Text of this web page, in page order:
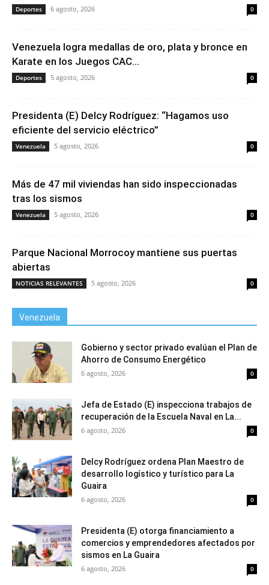
Deportes 6 agosto, 2026 0
Venezuela logra medallas de oro, plata y bronce en
Karate en los Juegos CAC...
Deportes 5 agosto, 2026 0
Presidenta (E) Delcy Rodríguez: “Hagamos uso
eficiente del servicio eléctrico”
Venezuela 5 agosto, 2026 0
Más de 47 mil viviendas han sido inspeccionadas
tras los sismos
Venezuela 5 agosto, 2026 0
Parque Nacional Morrocoy mantiene sus puertas
abiertas
NOTICIAS RELEVANTES 5 agosto, 2026 0
Venezuela
Gobierno y sector privado evalúan el Plan de
Ahorro de Consumo Energético
6 agosto, 2026 0
Jefa de Estado (E) inspecciona trabajos de
recuperación de la Escuela Naval en La...
6 agosto, 2026 0
Delcy Rodríguez ordena Plan Maestro de
desarrollo logístico y turístico para La
Guaira
6 agosto, 2026 0
Presidenta (E) otorga financiamiento a
comercios y emprendedores afectados por
sismos en La Guaira
6 agosto, 2026 0